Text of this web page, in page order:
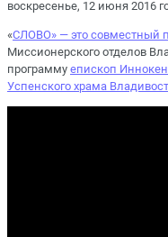
воскресенье, 12 июня 2016
«СЛОВО» — это совместный
Миссионерского отделов
программу епископ
Успенского храма